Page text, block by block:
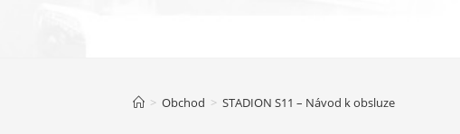
> Obchod > STADION S11 – Návod k obsluze